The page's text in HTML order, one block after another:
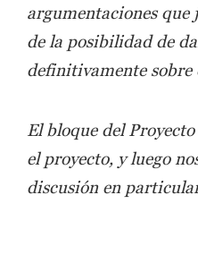
argumentaciones que
de la posibilidad de
definitivamente sobre
El bloque del
el proyecto, y luego
discusión en